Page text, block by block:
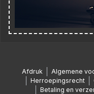
Afdruk Algemene
Herroepingsrecht
Betaling en